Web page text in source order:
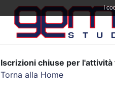
Iscrizioni chiuse per
Torna alla Home
I